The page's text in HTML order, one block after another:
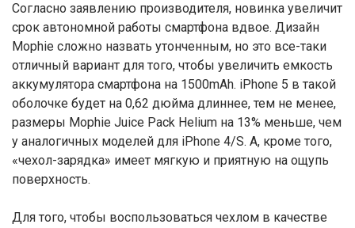
Согласно заявлению производителя, новинка увеличит
срок автономной работы смартфона вдвое. Дизайн
Mophie сложно назвать утонченным, но это все-таки
отличный вариант для того, чтобы увеличить емкость
аккумулятора смартфона на 1500mAh. iPhone 5 в такой
оболочке будет на 0,62 дюйма длиннее, тем не менее,
размеры Mophie Juice Pack Helium на 13% меньше, чем
у аналогичных моделей для iPhone 4/S. А, кроме того,
«чехол-зарядка» имеет мягкую и приятную на ощупь
поверхность.
Для того, чтобы воспользоваться чехлом в качестве